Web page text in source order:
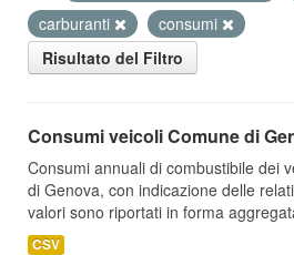
carburanti
consumi
Risultato del Filtro
Consumi veicoli Comune di
Consumi annuali di combustibile dei
di Genova, con indicazione delle
valori sono riportati in forma
CSV